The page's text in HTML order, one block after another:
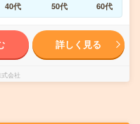
40代 50代 60代
詳しく見る
会社